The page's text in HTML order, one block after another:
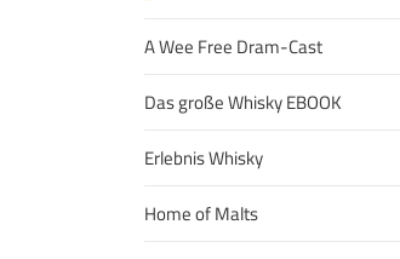
A Wee Free Dram-Cast
Das große Whisky EBOOK
Erlebnis Whisky
Home of Malts